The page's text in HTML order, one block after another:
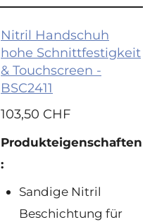
Nitril Handschuh
hohe Schnittfestigkeit
& Touchscreen -
BSC2411
103,50 CHF
Produkteigenschaften
:
Sandige Nitril
Beschichtung für